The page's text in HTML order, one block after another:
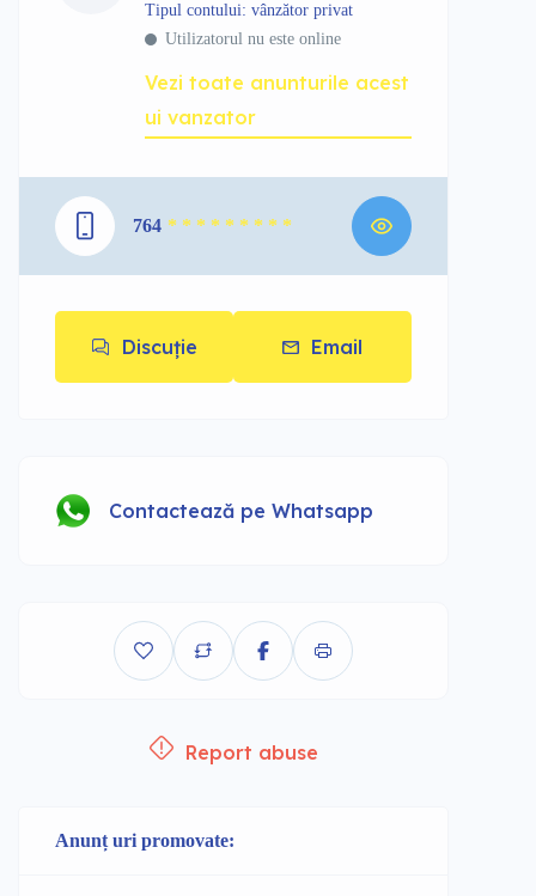
tipul contului: vânzător privat
Utilizatorul nu este online
Vezi toate anunturile acest
ui vanzator
764 * * * * * * * * *
Discuție Email
Contactează pe Whatsapp
Report abuse
Anunț uri promovate: